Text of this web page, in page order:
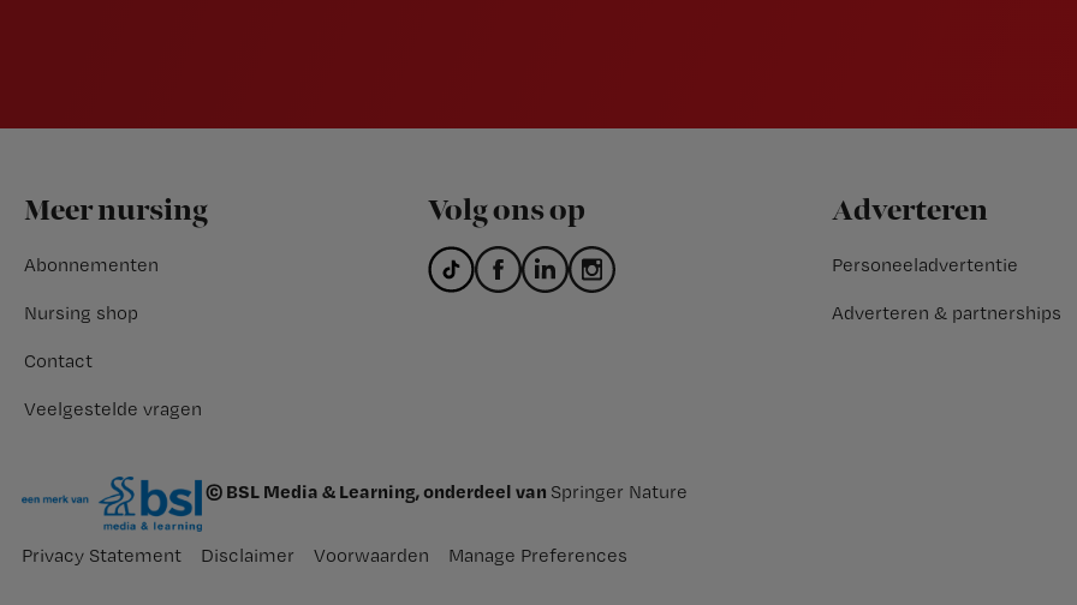
Footer
Meer nursing
Abonnementen
Nursing shop
Contact
Veelgestelde vragen
Volg ons op Adverteren
Personeeladvertentie
Adverteren & partnerships
© BSL Media & Learning, onderdeel van Springer Nature
Privacy Statement Disclaimer Voorwaarden Manage Preferences